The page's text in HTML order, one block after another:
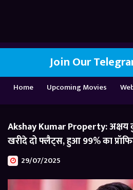
Join Our
Home Upcoming Movies
Akshay Kumar Property: अक्षय
खरीदे दो फ्लैट्स, हुआ 99% का
29/07/2025